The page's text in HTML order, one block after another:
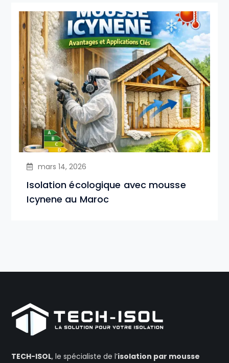
mars 14, 2026
Isolation écologique avec mousse
Icynene au Maroc
TECH-ISOL, le spécialiste de l’isolation par mousse